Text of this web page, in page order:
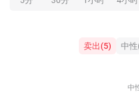
卖出(5) 中性
中